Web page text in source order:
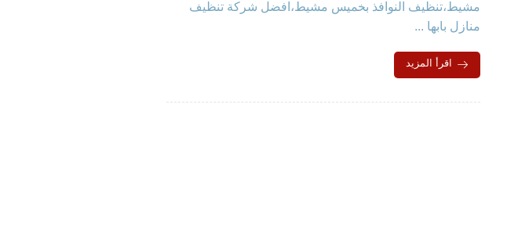
مشيط،تنظيف النوافذ بخميس مشيط،افضل شركة تنظيف
منازل بابها ...
اقرأ المزيد